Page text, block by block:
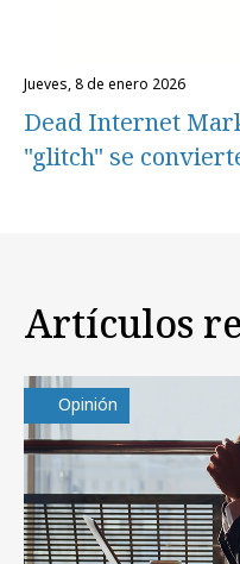
jueves, 8 de enero 2026
Dead Internet
"glitch" se
Artículos
Opinión